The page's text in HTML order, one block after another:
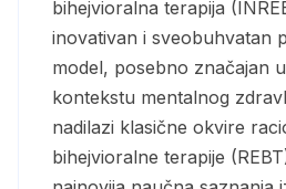
bihejvioralna terapija
inovativan i sveobuhvatan
model, posebno značajan
kontekstu mentalnog
nadilazi klasične okvire
bihejvioralne terapije